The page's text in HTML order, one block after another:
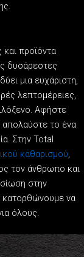
προϊόντα
δυσάρεστες
μια ευχάριστη,
λεπτομέρειες,
Αφήστε
απολαύστε το ένα
Στην Total
καθαρισμού
τον άνθρωπο και
στην
να
όλους.